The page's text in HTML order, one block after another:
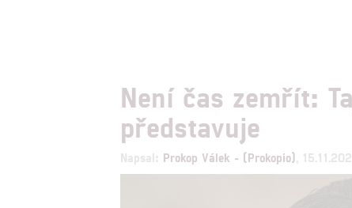
Není čas zemřít:
představuje
Napsal: Prokop Válek - (Prokopio) ,